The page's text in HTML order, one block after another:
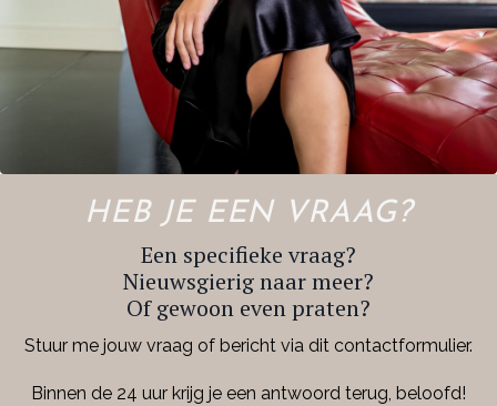
HEB JE EEN VRAAG?
Een specifieke vraag?
Nieuwsgierig naar meer?
Of gewoon even praten?
Stuur me jouw vraag of bericht via dit contactformulier.
Binnen de 24 uur krijg je een antwoord terug, beloofd!